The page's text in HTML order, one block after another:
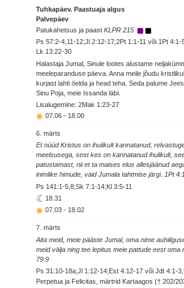
Tuhkapäev. Paastuaja algus
Palvepäev
Patukahetsus ja paast KLPR 215
Ps 57:2-4,11-12;Jl 2:12-17;2Pt 1:1-11 või 1Pt
Lk 13:22-30
Halastaja Jumal, Sinule lootes alustame
meeleparanduse päeva. Anna meile jõudu
kurjast lahti öelda ja head teha. Seda palume
Sinu Poja, meie Issanda läbi.
Lisalugemine: 2Mak 1:23-27
07.06 - 18.00
6. märts
Et nüüd Kristus on ihulikult kannatanud,
meelsusega, sest kes on kannatanud ihulikult,
patustamast, nii et ta maises elus allesjäänud
inimlike himude, vaid Jumala tahtmise järgi. 1Pt
Ps 141:1-5,8;Sk 7:1-14;Kl 3:5-11
18.31
07.03 - 18.02
7. märts
Aita meid, meie pääste Jumal, oma nime
meid välja ning tee lepitus meie pattude eest oma
79:9
Ps 31:10-18a;Jl 1:12-14;Est 4:12-17 või Jdt 4:1-
Perpetua ja Felicitas, märtrid Kartaagos († 202/